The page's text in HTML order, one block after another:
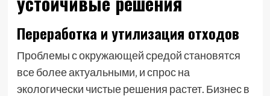
Переработка и утилизация отходов
Проблемы с окружающей средой становятся
все более актуальными‚ и спрос на
экологически чистые решения растет. Бизнес в